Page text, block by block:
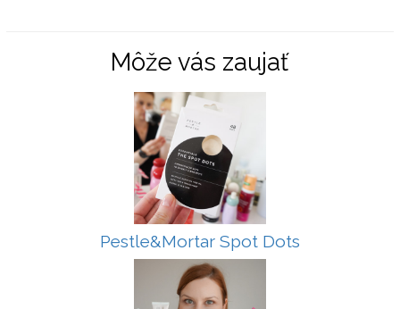
Môže vás zaujať
Pestle&Mortar Spot Dots